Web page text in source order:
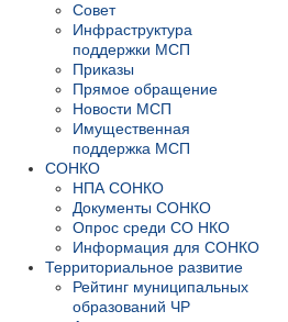
Совет
Инфраструктура
поддержки МСП
Приказы
Прямое обращение
Новости МСП
Имущественная
поддержка МСП
СОНКО
НПА СОНКО
Документы СОНКО
Опрос среди СО НКО
Информация для СОНКО
Территориальное развитие
Рейтинг муниципальных
образований ЧР